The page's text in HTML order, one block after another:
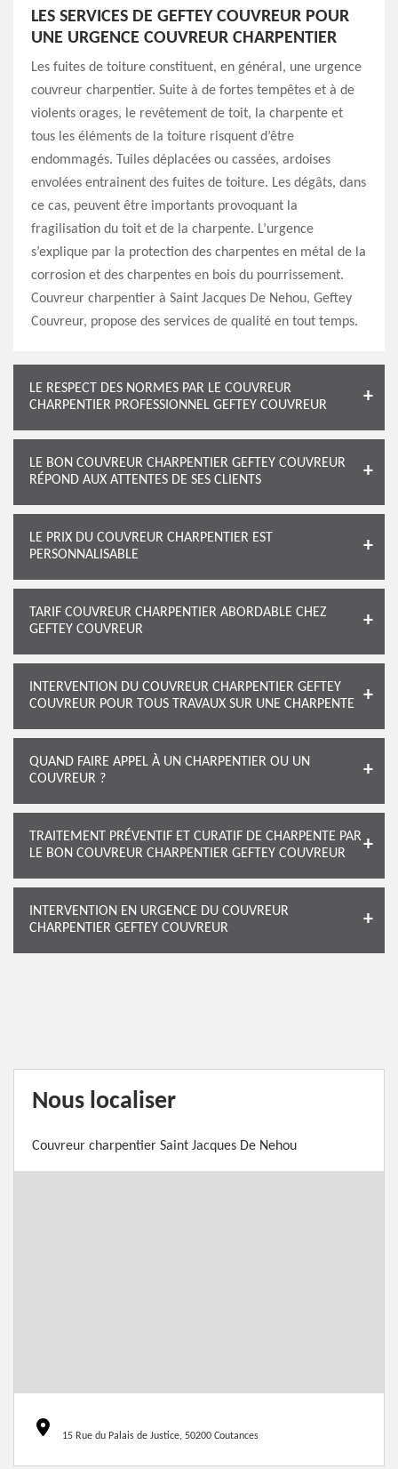
LES SERVICES DE GEFTEY COUVREUR POUR
UNE URGENCE COUVREUR CHARPENTIER
Les fuites de toiture constituent, en général, une urgence
couvreur charpentier. Suite à de fortes tempêtes et à de
violents orages, le revêtement de toit, la charpente et
tous les éléments de la toiture risquent d’être
endommagés. Tuiles déplacées ou cassées, ardoises
envolées entrainent des fuites de toiture. Les dégâts, dans
ce cas, peuvent être importants provoquant la
fragilisation du toit et de la charpente. L’urgence
s’explique par la protection des charpentes en métal de la
corrosion et des charpentes en bois du pourrissement.
Couvreur charpentier à Saint Jacques De Nehou, Geftey
Couvreur, propose des services de qualité en tout temps.
LE RESPECT DES NORMES PAR LE COUVREUR
CHARPENTIER PROFESSIONNEL GEFTEY COUVREUR
LE BON COUVREUR CHARPENTIER GEFTEY COUVREUR
RÉPOND AUX ATTENTES DE SES CLIENTS
LE PRIX DU COUVREUR CHARPENTIER EST
PERSONNALISABLE
TARIF COUVREUR CHARPENTIER ABORDABLE CHEZ
GEFTEY COUVREUR
INTERVENTION DU COUVREUR CHARPENTIER GEFTEY
COUVREUR POUR TOUS TRAVAUX SUR UNE CHARPENTE
QUAND FAIRE APPEL À UN CHARPENTIER OU UN
COUVREUR ?
TRAITEMENT PRÉVENTIF ET CURATIF DE CHARPENTE PAR
LE BON COUVREUR CHARPENTIER GEFTEY COUVREUR
INTERVENTION EN URGENCE DU COUVREUR
CHARPENTIER GEFTEY COUVREUR
Nous localiser
Couvreur charpentier Saint Jacques De Nehou
15 Rue du Palais de Justice, 50200 Coutances